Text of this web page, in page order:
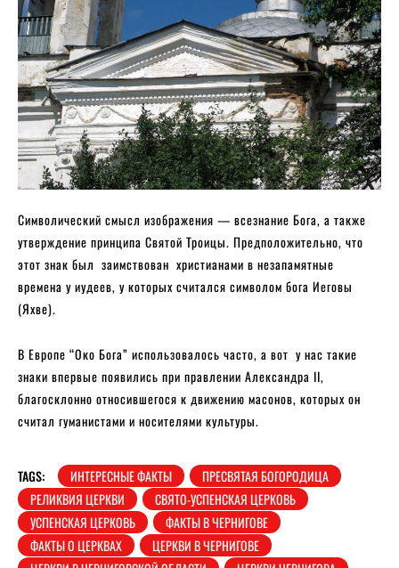
Символический смысл изображения — всезнание Бога, а также
утверждение принципа Святой Троицы. Предположительно, что
этот знак был заимствован христианами в незапамятные
времена у иудеев, у которых считался символом бога Иеговы
(Яхве).
В Европе “Око Бога” использовалось часто, а вот у нас такие
знаки впервые появились при правлении Александра II,
благосклонно относившегося к движению масонов, которых он
считал гуманистами и носителями культуры.
TAGS: ИНТЕРЕСНЫЕ ФАКТЫ
ПРЕСВЯТАЯ БОГОРОДИЦА
РЕЛИКВИЯ ЦЕРКВИ
СВЯТО-УСПЕНСКАЯ ЦЕРКОВЬ
УСПЕНСКАЯ ЦЕРКОВЬ
ФАКТЫ В ЧЕРНИГОВЕ
ФАКТЫ О ЦЕРКВАХ
ЦЕРКВИ В ЧЕРНИГОВЕ